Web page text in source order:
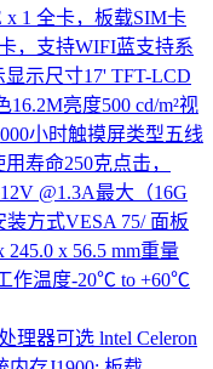
1 全卡，板载SIM卡
，支持WIFI蓝支持系
示尺寸17' TFT-LCD
16.2M亮度500 cd/m²视
小时触摸屏类型五线
寿命250克点击，
@1.3A最大（16G
方式VESA 75/ 面板
x 56.5 mm重量
作温度-20℃ to +60℃
理器可选 lntel Celeron